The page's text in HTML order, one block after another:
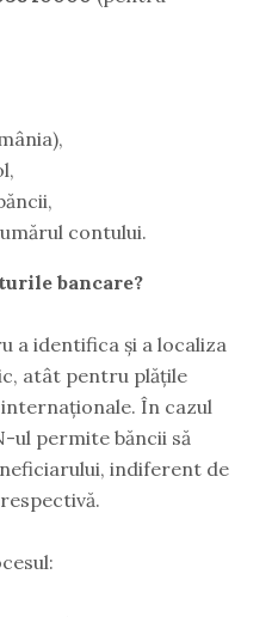
contului.
bancare?
a identifica și a localiza
atât pentru plățile
În cazul
ul permite băncii să
indiferent de